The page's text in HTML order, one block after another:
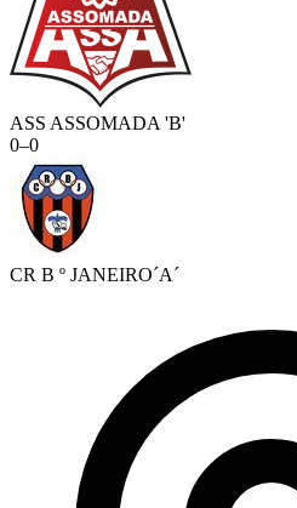
ASS ASSOMADA 'B'
0–0
CR B º JANEIRO´A´